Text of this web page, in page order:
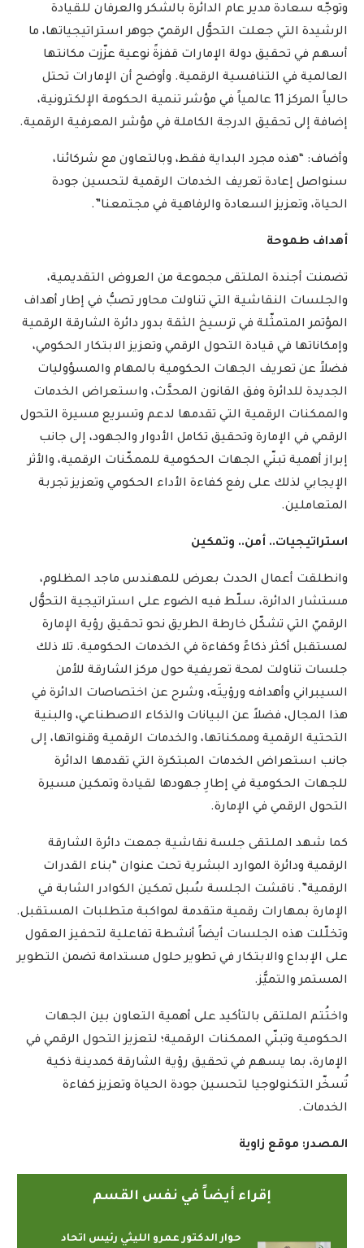
وتوجّه سعادة مدير عام الدائرة بالشكر والعرفان للقيادة
الرشيدة التي جعلت التحوُّل الرقميّ جوهر استراتيجياتها، ما
أسهم في تحقيق دولة الإمارات قفزةً نوعية عزّزت مكانتها
العالمية في التنافسية الرقمية. وأوضح أن الإمارات تحتل
حالياً المركز 11 عالمياً في مؤشر تنمية الحكومة الإلكترونية،
إضافة إلى تحقيق الدرجة الكاملة في مؤشر المعرفية الرقمية.
وأضاف: “هذه مجرد البداية فقط، وبالتعاون مع شركائنا،
سنواصل إعادة تعريف الخدمات الرقمية لتحسين جودة
الحياة، وتعزيز السعادة والرفاهية في مجتمعنا”.
أهداف طموحة
تضمنت أجندة الملتقى مجموعة من العروض التقديمية،
والجلسات النقاشية التي تناولت محاور تصبُّ في إطار أهداف
المؤتمر المتمثّلة في ترسيخ الثقة بدور دائرة الشارقة الرقمية
وإمكاناتها في قيادة التحول الرقمي وتعزيز الابتكار الحكومي،
فضلاً عن تعريف الجهات الحكومية بالمهام والمسؤوليات
الجديدة للدائرة وفق القانون المحدَّث، واستعراض الخدمات
والممكنات الرقمية التي تقدمها لدعم وتسريع مسيرة التحول
الرقمي في الإمارة وتحقيق تكامل الأدوار والجهود، إلى جانب
إبراز أهمية تبنّي الجهات الحكومية للممكّنات الرقمية، والأثر
الإيجابي لذلك على رفع كفاءة الأداء الحكومي وتعزيز تجربة
المتعاملين.
استراتيجيات.. أمن.. وتمكين
وانطلقت أعمال الحدث بعرض للمهندس ماجد المظلوم،
مستشار الدائرة، سلّط فيه الضوء على استراتيجية التحوُّل
الرقميّ التي تشكّل خارطة الطريق نحو تحقيق رؤية الإمارة
لمستقبل أكثر ذكاءً وكفاءة في الخدمات الحكومية. تلا ذلك
جلسات تناولت لمحة تعريفية حول مركز الشارقة للأمن
السيبراني وأهدافه ورؤيتَه، وشرح عن اختصاصات الدائرة في
هذا المجال، فضلاً عن البيانات والذكاء الاصطناعي، والبنية
التحتية الرقمية وممكناتها، والخدمات الرقمية وقنواتها، إلى
جانب استعراض الخدمات المبتكرة التي تقدمها الدائرة
للجهات الحكومية في إطارِ جهودها لقيادة وتمكين مسيرة
التحول الرقمي في الإمارة.
كما شهد الملتقى جلسة نقاشية جمعت دائرة الشارقة
الرقمية ودائرة الموارد البشرية تحت عنوان “بناء القدرات
الرقمية”. ناقشت الجلسة سُبل تمكين الكوادر الشابة في
الإمارة بمهارات رقمية متقدمة لمواكبة متطلبات المستقبل.
وتخلّلت هذه الجلسات أيضاً أنشطة تفاعلية لتحفيز العقول
على الإبداع والابتكار في تطوير حلول مستدامة تضمن التطوير
المستمر والتميُّز.
واختُتم الملتقى بالتأكيد على أهمية التعاون بين الجهات
الحكومية وتبنّي الممكنات الرقمية؛ لتعزيز التحول الرقمي في
الإمارة، بما يسهم في تحقيق رؤية الشارقة كمدينة ذكية
تُسخّر التكنولوجيا لتحسين جودة الحياة وتعزيز كفاءة
الخدمات.
المصدر: موقع زاوية
إقراء أيضاً في نفس القسم
حوار الدكتور عمرو الليثي رئيس اتحاد